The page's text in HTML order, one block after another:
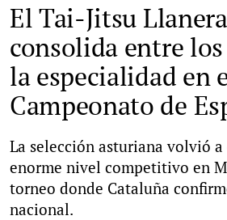
El Tai-Jitsu
consolida entre
la especialidad en
Campeonato de
La selección asturiana volvió
enorme nivel competitivo en
torneo donde Cataluña
nacional.